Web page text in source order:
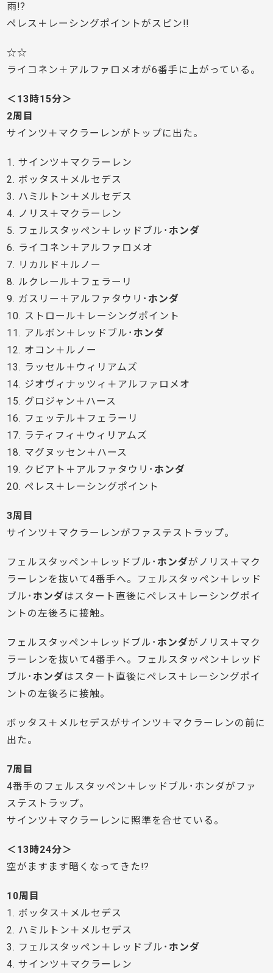
雨!?
ペレス＋レーシングポイントがスピン!!
☆☆
ライコネン＋アルファロメオが6番手に上がっている。
＜13時15分＞
2周目
サインツ＋マクラーレンがトップに出た。
1. サインツ＋マクラーレン
2. ボッタス＋メルセデス
3. ハミルトン＋メルセデス
4. ノリス＋マクラーレン
5. フェルスタッペン＋レッドブル･ ホンダ
6. ライコネン＋アルファロメオ
7. リカルド＋ルノー
8. ルクレール＋フェラーリ
9. ガスリー＋アルファタウリ･ ホンダ
10. ストロール＋レーシングポイント
11. アルボン＋レッドブル･ ホンダ
12. オコン＋ルノー
13. ラッセル＋ウィリアムズ
14. ジオヴィナッツィ＋アルファロメオ
15. グロジャン＋ハース
16. フェッテル＋フェラーリ
17. ラティフィ＋ウィリアムズ
18. マグヌッセン＋ハース
19. クビアト＋アルファタウリ･ ホンダ
20. ペレス＋レーシングポイント
3周目
サインツ＋マクラーレンがファステストラップ。
フェルスタッペン＋レッドブル･ ホンダがノリス＋マク
ラーレンを抜いて4番手へ。フェルスタッペン＋レッド
ブル･ ホンダはスタート直後にペレス＋レーシングポイ
ントの左後ろに接触。
フェルスタッペン＋レッドブル･ ホンダがノリス＋マク
ラーレンを抜いて4番手へ。フェルスタッペン＋レッド
ブル･ ホンダはスタート直後にペレス＋レーシングポイ
ントの左後ろに接触。
ボッタス＋メルセデスがサインツ＋マクラーレンの前に
出た。
7周目
4番手のフェルスタッペン＋レッドブル･ホンダがファ
ステストラップ。
サインツ＋マクラーレンに照準を合せている。
＜13時24分＞
空がますます暗くなってきた!?
10周目
1. ボッタス＋メルセデス
2. ハミルトン＋メルセデス
3. フェルスタッペン＋レッドブル･ ホンダ
4. サインツ＋マクラーレン